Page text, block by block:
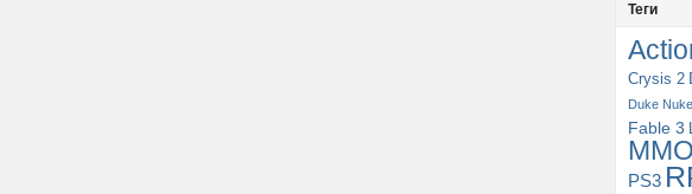
Теги
Crysis 2
Duke
Fable 3
PS3